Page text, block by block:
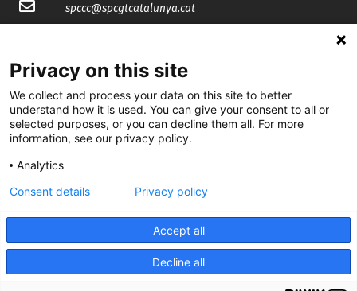
spccc@spcgtcatalunya.cat
@CGTCatalunya
cgtcatalunya
cgtcatalunya
Desenvolupat per
Privacy on this site
We collect and process your data on this site to better
understand how it is used. You can give your consent to all or
selected purposes, or you can decline them all. For more
information, see our privacy policy.
Analytics
Accept all
Decline all
Consent details Privacy policy